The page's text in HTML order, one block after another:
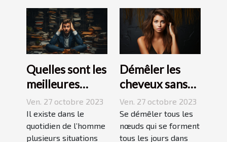
Quelles sont les
meilleures
techniques
pour vaincre le
stress ?
Ven. 27 octobre 2023
Il existe dans le
quotidien de l’homme
plusieurs situations
Démêler les
cheveux sans
difficulté et
sans douleur :
comment s’y
Ven. 27 octobre 2023
Se démêler tous les
nœuds qui se forment
tous les jours dans